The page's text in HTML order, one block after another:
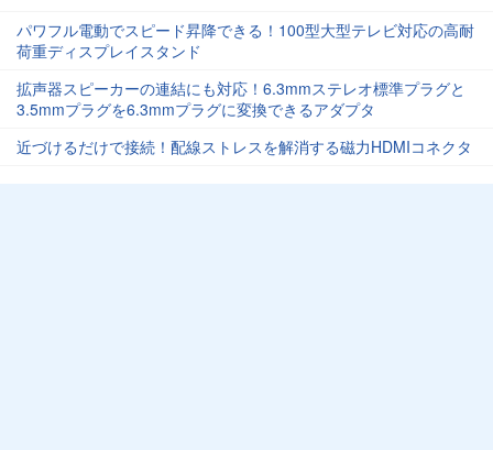
パワフル電動でスピード昇降できる！100型大型テレビ対応の高耐
荷重ディスプレイスタンド
拡声器スピーカーの連結にも対応！6.3mmステレオ標準プラグと
3.5mmプラグを6.3mmプラグに変換できるアダプタ
近づけるだけで接続！配線ストレスを解消する磁力HDMIコネクタ